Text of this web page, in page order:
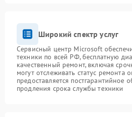
Широкий спектр услуг
Сервисный центр Microsoft
техники по всей РФ, бесплатную
качественный ремонт, включая
могут отслеживать статус ремонта
предоставляется постгарантийное
продления срока службы техники